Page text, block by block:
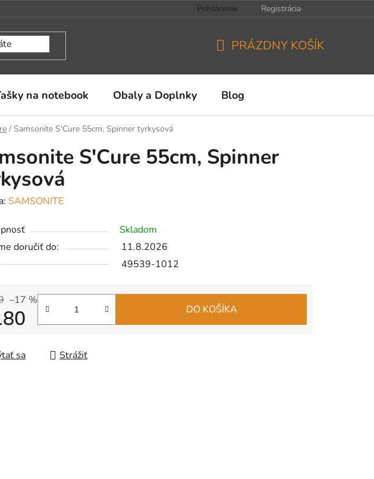
Prihlásenie Registrácia
KOŠÍK
PRÁZDNY KOŠÍK
na notebook Obaly a Doplnky Blog
/ Samsonite S'Cure 55cm, Spinner tyrkysová
S'Cure 55cm, Spinner
SAMSONITE
Skladom
doručiť do:
11.8.2026
49539-1012
–17 %
DO KOŠÍKA
sa Strážiť